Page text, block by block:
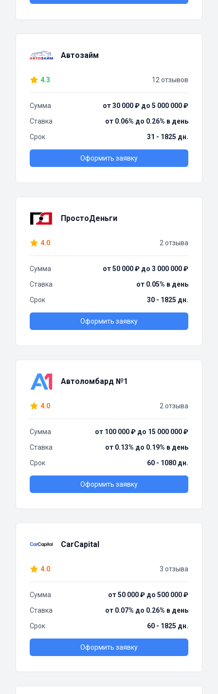
Автозайм
4.3 12 отзывов
Сумма
от 30 000 ₽ до 5 000 000 ₽
Ставка
от 0.06% до 0.26% в день
Срок
31 - 1825 дн.
Оформить заявку
ПростоДеньги
4.0 2 отзыва
Сумма
от 50 000 ₽ до 3 000 000 ₽
Ставка
от 0.05% в день
Срок
30 - 1825 дн.
Оформить заявку
Автоломбард №1
4.0 2 отзыва
Сумма
от 100 000 ₽ до 15 000 000 ₽
Ставка
от 0.13% до 0.19% в день
Срок
60 - 1080 дн.
Оформить заявку
CarCapital
4.0 3 отзыва
Сумма
от 50 000 ₽ до 500 000 ₽
Ставка
от 0.07% до 0.26% в день
Срок
60 - 1825 дн.
Оформить заявку